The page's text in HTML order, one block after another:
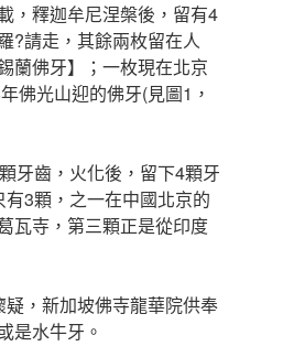
，釋迦牟尼涅槃後，留有4
?請走，其餘兩枚留在人
蘭佛牙】；一枚現在北京
佛光山迎的佛牙(見圖1，
牙齒，火化後，留下4顆牙
3顆，之一在中國北京的
瓦寺，第三顆正是從印度
，新加坡佛寺龍華院供奉
是水牛牙。